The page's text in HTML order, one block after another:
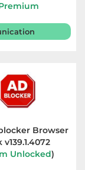
Browser
Unlocked)